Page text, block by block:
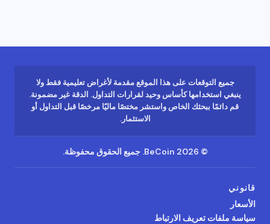
جميع التوقعات على هذا الموقع مقدمة لأغراض تعليمية فقط ولا
ينبغي استخدامها كأساس وحيد لقرارات التداول. الدقة غير مضمونة.
قم دائمًا ببحثك الخاص واستشر مختصًا ماليًا مرخصًا قبل التداول أو
الاستثمار.
©
2026 جميع الحقوق محفوظة.
قانوني
الأسعار
سياسة ملفات تعريف الارتباط